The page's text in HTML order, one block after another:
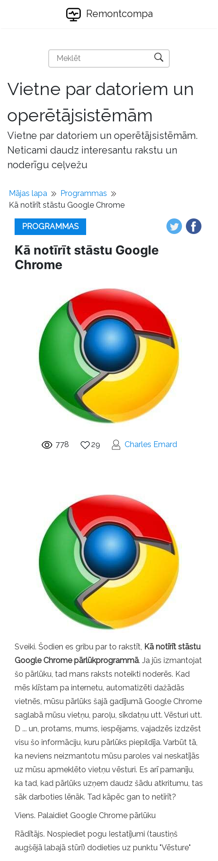
Remontcompa
Vietne par datoriem un
operētājsistēmām
Vietne par datoriem un operētājsistēmām.
Neticami daudz interesantu rakstu un
noderīgu ceļvežu
Mājas lapa
Programmas
Kā notīrīt stāstu Google Chrome
PROGRAMMAS
Kā notīrīt stāstu Google
Chrome
778 29 Charles Emard
Sveiki. Šodien es gribu par to rakstīt, Kā notīrīt stāstu
Google Chrome pārlūkprogrammā. Ja jūs izmantojat
šo pārlūku, tad mans raksts noteikti noderēs. Kad
mēs klīstam pa internetu, automatizēti dažādās
vietnēs, mūsu pārlūks šajā gadījumā Google Chrome
saglabā mūsu vietņu, paroļu, sīkdatņu utt. Vēsturi utt.
D ... un, protams, mums, iespējams, vajadzēs izdzēst
visu šo informāciju, kuru pārlūks piepildīja. Varbūt tā,
ka neviens neizmantotu mūsu paroles vai neskatījās
uz mūsu apmeklēto vietņu vēsturi. Es arī pamanīju,
ka tad, kad pārlūks uzņem daudz šādu atkritumu, tas
sāk darboties lēnāk. Tad kāpēc gan to netīrīt?
Viens. Palaidiet Google Chrome pārlūku
Rādītājs. Nospiediet pogu Iestatījumi (taustiņš
augšējā labajā stūrī) dodieties uz punktu "Vēsture"